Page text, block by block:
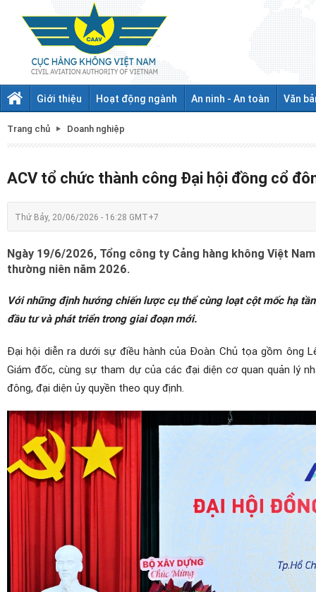
Giới thiệu Hoạt động ngành An ninh - An toàn Văn
Trang chủ Doanh nghiệp
ACV tổ chức thành công Đại hội đồng cổ
Thứ Bảy, 20/06/2026 - 16:28 GMT+7
Ngày 19/6/2026, Tổng công ty Cảng hàng không Việt
thường niên năm 2026.
Với những định hướng chiến lược cụ thể cùng loạt cột mốc hạ
đầu tư và phát triển trong giai đoạn mới.
Đại hội diễn ra dưới sự điều hành của Đoàn Chủ tọa gồm ông
Giám đốc, cùng sự tham dự của các đại diện cơ quan quản lý
đông, đại diện ủy quyền theo quy định.